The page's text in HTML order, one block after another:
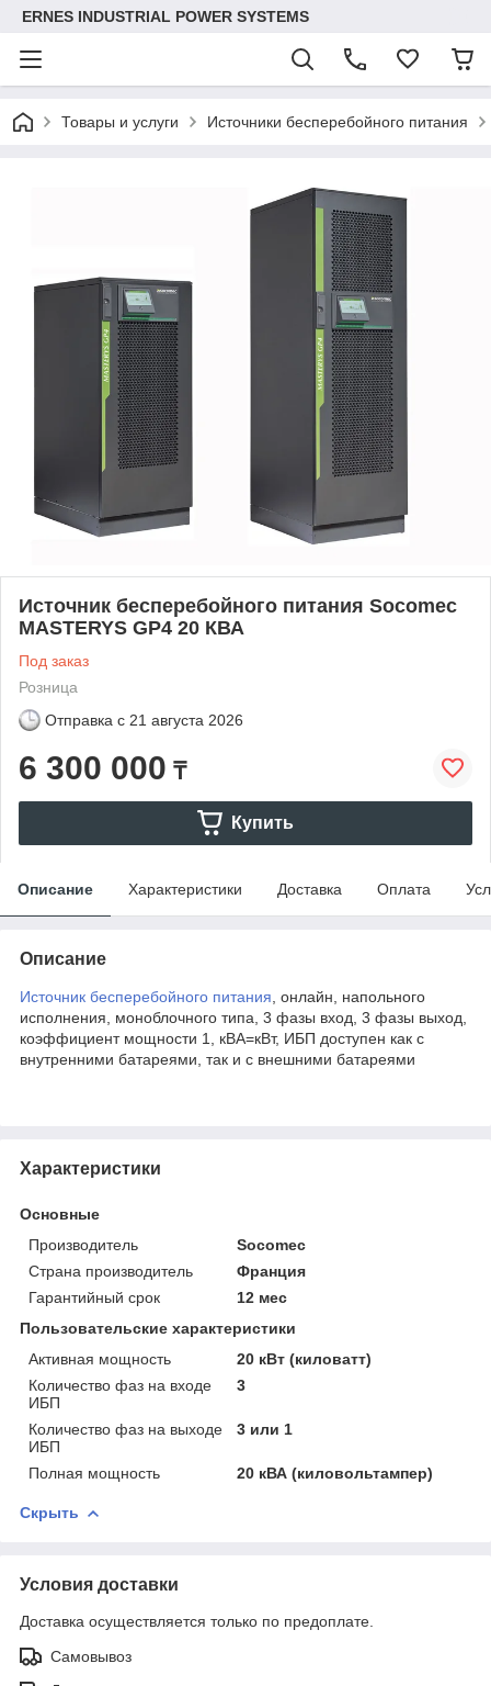
ERNES INDUSTRIAL POWER SYSTEMS
Товары и услуги Источники бесперебойного питания
Источник бесперебойного питания Socomec
MASTERYS GP4 20 КВА
Под заказ
Розница
Отправка с 21 августа 2026
6 300 000 ₸
Купить
Описание Характеристики Доставка Оплата
Описание
Источник бесперебойного питания , онлайн, напольного
исполнения, моноблочного типа, 3 фазы вход, 3 фазы выход,
коэффициент мощности 1, кВА=кВт, ИБП доступен как с
внутренними батареями, так и с внешними батареями
Характеристики
Основные
Производитель
Socomec
Страна производитель
Франция
Гарантийный срок
12 мес
Пользовательские характеристики
Активная мощность
20 кВт (киловатт)
Количество фаз на входе
ИБП
3
Количество фаз на выходе
ИБП
3 или 1
Полная мощность 20 кВА (киловольтампер)
Скрыть
Условия доставки
Доставка осуществляется только по предоплате.
Самовывоз